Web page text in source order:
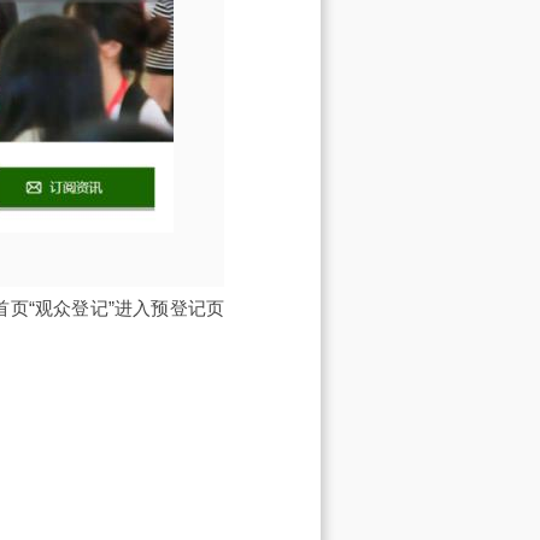
“观众登记”进入预登记页